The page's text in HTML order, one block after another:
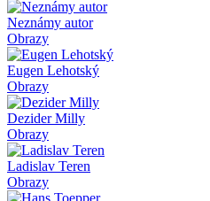
Neznámy autor
Obrazy
Eugen Lehotský
Obrazy
Dezider Milly
Obrazy
Ladislav Teren
Obrazy